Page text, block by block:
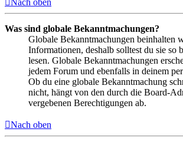
Was sind globale Bekanntmachungen?
Globale Bekanntmachungen beinhalten
Informationen, deshalb solltest du sie so
lesen. Globale Bekanntmachungen
jedem Forum und ebenfalls in deinem
Ob du eine globale Bekanntmachung
nicht, hängt von den durch die Board-
vergebenen Berechtigungen ab.
Nach oben